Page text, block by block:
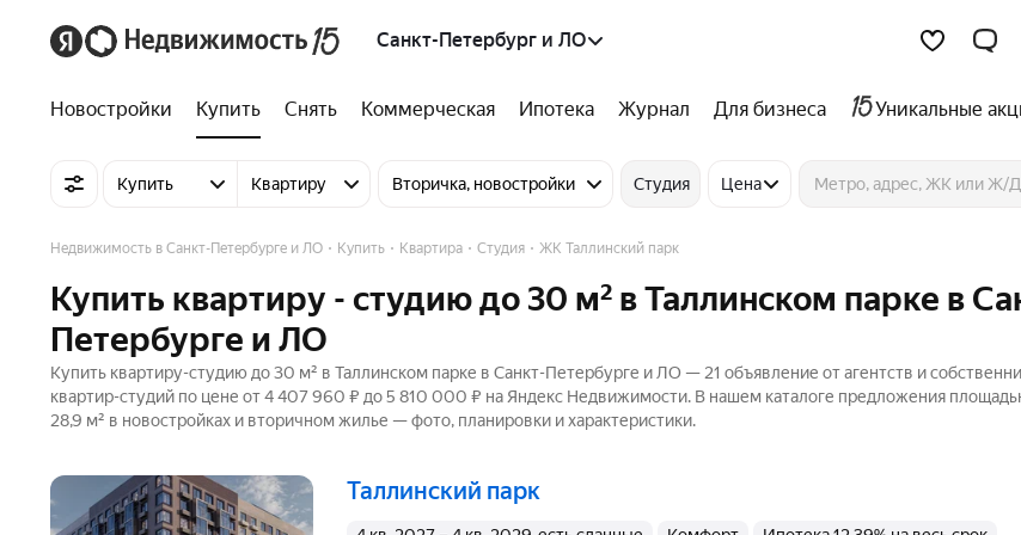
Санкт-Петербург и ЛО
Новостройки Купить Снять Коммерческая Ипотека Журнал Для бизнеса Уникальные
Купить Квартиру Вторичка, новостройки Студия Цена
Недвижимость в Санкт-Петербурге и ЛО Купить Квартира Студия ЖК Таллинский парк
Купить квартиру - студию до 30 м² в Таллинском парке в
Петербурге и ЛО
Купить квартиру-студию до 30 м² в Таллинском парке в Санкт-Петербурге и ЛО — 21 объявление от агентств и
квартир-студий по цене от 4 407 960 ₽ до 5 810 000 ₽ на Яндекс Недвижимости. В нашем каталоге предложения
28,9 м² в новостройках и вторичном жилье — фото, планировки и характеристики.
Таллинский парк